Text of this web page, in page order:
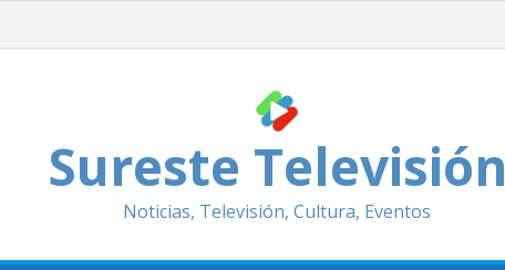
Sureste Televisión
Noticias, Televisión, Cultura, Eventos